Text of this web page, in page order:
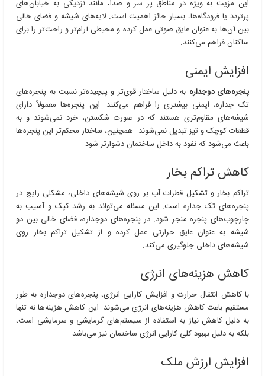
این مزیت به ویژه در مناطق پر سر و صدا، مانند نزدیکی به خیابان‌های
پرتردد یا فرودگاه‌ها، بسیار حائز اهمیت است. لایه‌های شیشه و فضای خالی
بین آن‌ها به عنوان عایق صوتی عمل کرده و محیطی آرام‌تر و راحت‌تر را برای
ساکنان فراهم می‌کنند.
افزایش ایمنی
پنجره‌های دوجداره به دلیل ساختار قوی‌تر و پیچیده‌تر نسبت به پنجره‌های
تک جداره، ایمنی بیشتری را فراهم می‌کنند. این پنجره‌ها معمولاً دارای
شیشه‌های مقاوم‌تری هستند که در صورت شکستن، خرد نمی‌شوند و به
قطعات کوچک و تیز تبدیل نمی‌شوند. همچنین، ساختار محکم‌تر این پنجره‌ها
باعث می‌شود که نفوذ به داخل ساختمان دشوارتر شود.
کاهش تراکم بخار
تراکم بخار و تشکیل قطرات آب بر روی شیشه‌های داخلی، مشکلی رایج در
پنجره‌های تک جداره است. این مسئله می‌تواند به رشد کپک و آسیب به
چارچوب‌های پنجره منجر شود. در پنجره‌های دوجداره، فضای خالی بین دو
شیشه به عنوان عایق حرارتی عمل کرده و از تشکیل تراکم بخار روی
شیشه‌های داخلی جلوگیری می‌کند.
کاهش هزینه‌های انرژی
با کاهش انتقال حرارت و افزایش کارایی انرژی، پنجره‌های دوجداره به طور
مستقیم باعث کاهش هزینه‌های انرژی می‌شوند. این کاهش هزینه‌ها نه تنها
به دلیل کاهش نیاز به استفاده از سیستم‌های گرمایشی و سرمایشی است،
بلکه به دلیل بهبود کلی کارایی انرژی ساختمان نیز می‌باشد.
افزایش ارزش ملک